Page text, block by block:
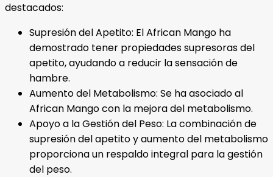
destacados:
Supresión del Apetito: El African Mango ha
demostrado tener propiedades supresoras del
apetito, ayudando a reducir la sensación de
hambre.
Aumento del Metabolismo: Se ha asociado al
African Mango con la mejora del metabolismo.
Apoyo a la Gestión del Peso: La combinación de
supresión del apetito y aumento del metabolismo
proporciona un respaldo integral para la gestión
del peso.